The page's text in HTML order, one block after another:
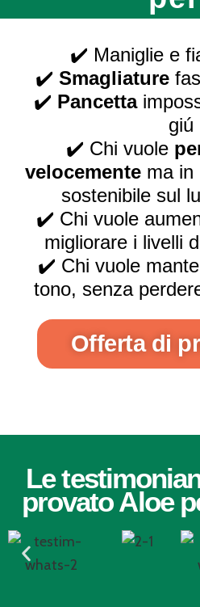
✔️ Maniglie e
✔️ Smagliature
✔️ Pancetta
giú
✔️ Chi vuole
velocemente ma in
sostenibile sul
✔️ Chi vuole
migliorare i livelli
✔️ Chi vuole
tono, senza
Offerta di
Le
provato Aloe